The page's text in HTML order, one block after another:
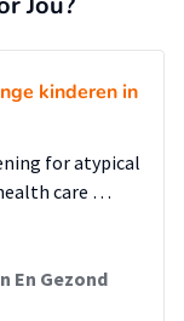
kinderen in
for atypical
care …
En Gezond